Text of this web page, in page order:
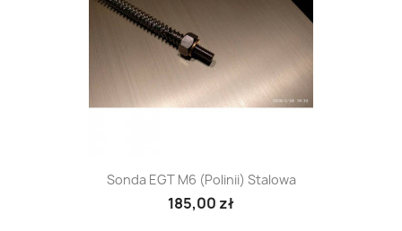
Sonda EGT M6 (Polinii) Stalowa
185,00 zł